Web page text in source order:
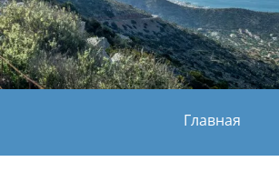
Главная